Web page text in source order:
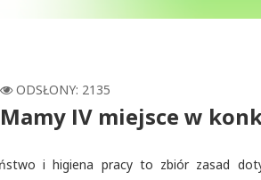
ODSŁONY: 2135
Mamy IV miejsce w
i higiena pracy to zbiór zasad